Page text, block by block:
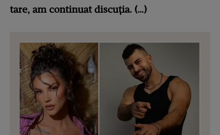
tare, am continuat discuția. (…)